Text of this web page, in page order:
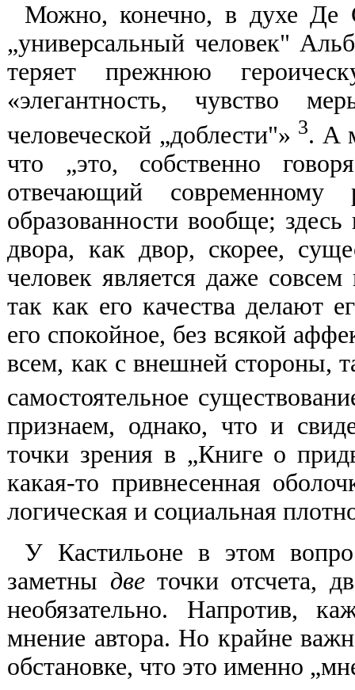
Можно, конечно, в духе Де
„универсальный человек"
теряет прежнюю
«элегантность, чувство
человеческой „доблести"» 3. А
что „это, собственно
отвечающий современному
образованности вообще;
двора, как двор, скорее,
человек является даже
так как его качества делают
его спокойное, без всякой
всем, как с внешней стороны,
самостоятельное
признаем, однако, что и
точки зрения в „Книге о
какая-то привнесенная
логическая и социальная
У Кастильоне в этом
заметны две точки отсчета,
необязательно. Напротив,
мнение автора. Но крайне
обстановке, что это именно